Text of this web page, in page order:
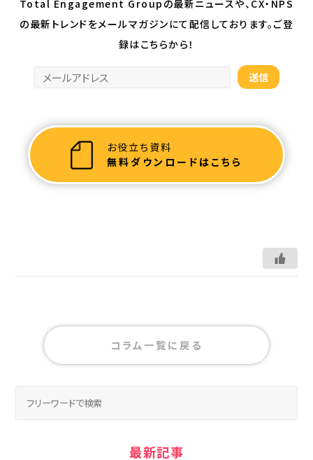
Total Engagement Groupの最新ニュースや、CX・NPS
の最新トレンドをメールマガジンにて配信しております。ご登
録はこちらから！
お役立ち資料
無料ダウンロードはこちら
コラム一覧に戻る
最新記事